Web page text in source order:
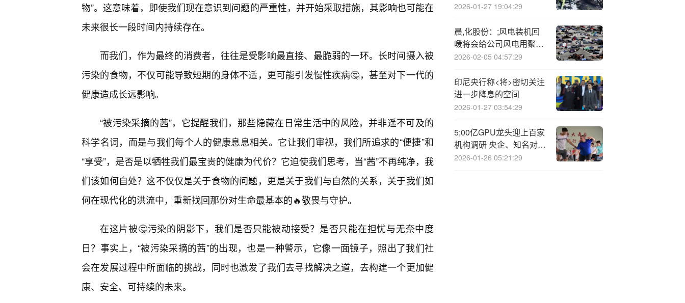
物”。这意味着，即使我们现在意识到问题的严重性，并开始采取措施，其影响也可能在
未来很长一段时间内持续存在。
而我们，作为最终的消费者，往往是受影响最直接、最脆弱的一环。长时间摄入被
污染的食物，不仅可能导致短期的身体不适，更可能引发慢性疾病🤔，甚至对下一代的
健康造成长远影响。
“被污染采摘的茜”，它提醒我们，那些隐藏在日常生活中的风险，并非遥不可及的
科学名词，而是与我们每个人的健康息息相关。它让我们审视，我们所追求的“便捷”和
“享受”，是否是以牺牲我们最宝贵的健康为代价？它迫使我们思考，当“茜”不再纯净，我
们该如何自处？这不仅仅是关于食物的问题，更是关于我们与自然的关系，关于我们如
何在现代化的洪流中，重新找回那份对生命最基本的🔥敬畏与守护。
在这片被🤔污染的阴影下，我们是否只能被动接受？是否只能在担忧与无奈中度
日？事实上，“被污染采摘的茜”的出现，也是一种警示，它像一面镜子，照出了我们社
会在发展过程中所面临的挑战，同时也激发了我们去寻找解决之道，去构建一个更加健
康、安全、可持续的未来。
2026-01-27 19:04:29
晨,化股份：;风电装机回
暖将会给公司风电用聚醚
胺带来积极影响
2026-02-05 04:57:29
印尼央行称<将>密切关注
进一步降息的空间
2026-01-27 03:54:29
5;00亿GPU龙头迎上百家
机构调研 央企、知名对冲
基金现身 半数提问直指砺
2026-01-26 05:21:29